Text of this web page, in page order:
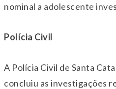
nominal a adolescente
Polícia Civil
A Polícia Civil de Santa
concluiu as investigações